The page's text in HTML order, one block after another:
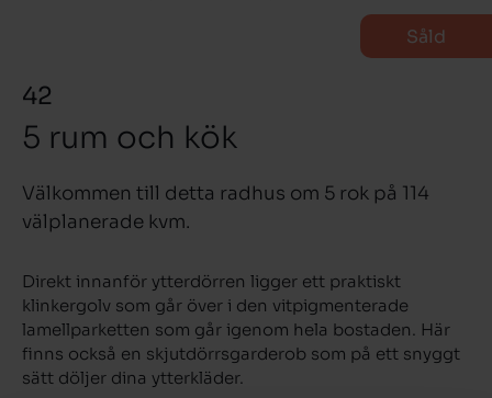
Såld
42
5 rum och kök
Välkommen till detta radhus om 5 rok på 114
välplanerade kvm.
Direkt innanför ytterdörren ligger ett praktiskt
klinkergolv som går över i den vitpigmenterade
lamellparketten som går igenom hela bostaden. Här
finns också en skjutdörrsgarderob som på ett snyggt
sätt döljer dina ytterkläder.